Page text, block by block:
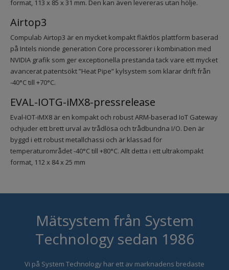
format, 113 x 85 x 31 mm. Den kan även levereras utan hölje.
Airtop3
Compulab Airtop3 är en mycket kompakt fläktlös plattform baserad
på Intels nionde generation Core processorer i kombination med
NVIDIA grafik som ger exceptionella prestanda tack vare ett mycket
avancerat patentsökt ”Heat Pipe” kylsystem som klarar drift från
-40°C till +70°C.
EVAL-IOTG-iMX8-pressrelease
Eval-IOT-iMX8 är en kompakt och robust ARM-baserad IoT Gateway
ochjuder ett brett urval av trådlösa och trådbundna I/O. Den är
byggd i ett robust metallchassi och är klassad för
temperaturområdet -40°C till +80°C. Allt detta i ett ultrakompakt
format, 112 x 84 x 25 mm
Mätsystem från System
Technology sedan 1986
Vi på System Technology har ett av marknadens bredaste